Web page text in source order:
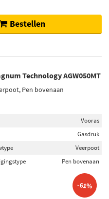
Bestellen
Technology AGW050MT
Pen bovenaan
Vooras
Gasdruk
Veerpoot
Pen bovenaan
-61%